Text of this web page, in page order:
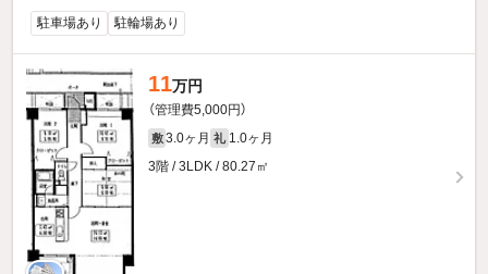
駐車場あり
駐輪場あり
11万円
（管理費5,000円）
敷 3.0ヶ月 礼 1.0ヶ月
3階 / 3LDK / 80.27㎡